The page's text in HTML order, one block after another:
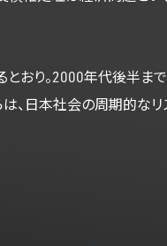
おり。2000年代後半ま
、日本社会の周期的な